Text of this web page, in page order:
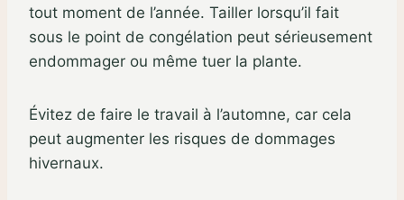
tout moment de l’année. Tailler lorsqu’il fait
sous le point de congélation peut sérieusement
endommager ou même tuer la plante.
Évitez de faire le travail à l’automne, car cela
peut augmenter les risques de dommages
hivernaux.